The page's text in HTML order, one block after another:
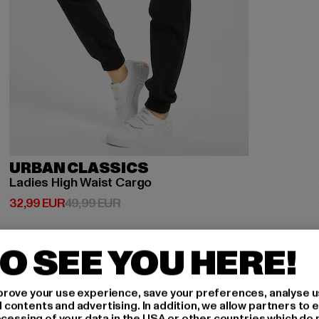
URBAN CLASSICS
Ladies High Waist Cargo
32,99 EUR
Derzeitiger Preis: 32,99 EUR
49,99 EURAktionspreis: 49,99 EUR
-43%SEE YOU HERE!
your use experience, save your preferences, analyse
and advertising. In addition, we allow partners to